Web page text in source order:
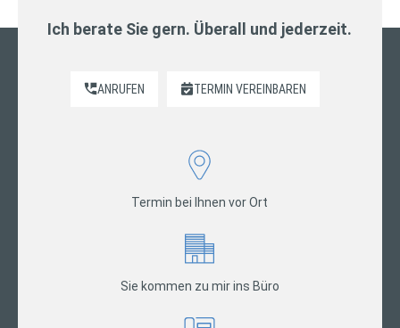
Ich berate Sie gern. Überall und jederzeit.
ANRUFEN TERMIN VEREINBAREN
Termin bei Ihnen vor Ort
Sie kommen zu mir ins Büro